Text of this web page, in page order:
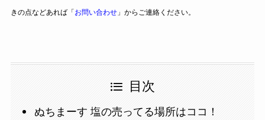
きの点などあれば「お問い合わせ」からご連絡ください。
目次
ぬちまーす 塩の売ってる場所はココ！